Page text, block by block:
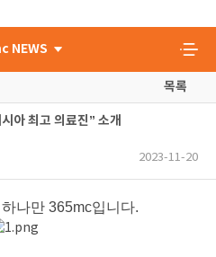
NEWS
목록
아 최고 의료진” 소개
2023-11-20
나만 365mc입니다.